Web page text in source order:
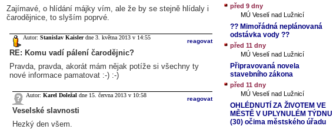
Zajímavé, o hlídání májky vím, ale že by se stejně hlídaly i
čarodějnice, to slyším poprvé.
Autor: Stanislav Kaislerdne 3. května 2013 v 14:55
reagovat
RE: Komu vadí pálení čarodějnic?
Pravda, pravda, akorát mám nějak potíže si všechny ty
nové informace pamatovat :-) :-)
Autor: Karel Doležal dne 15. června 2013 v 10:58
reagovat
Veselské slavnosti
Hezký den všem.
před 9 dny
MÚ Veselí nad Lužnicí
?? Mimořádná neplánovaná
odstávka vody ??
před 11 dny
MÚ Veselí nad Lužnicí
Připravovaná novela
stavebního zákona
před 11 dny
MÚ Veselí nad Lužnicí
OHLÉDNUTÍ ZA ŽIVOTEM VE
MĚSTĚ V UPLYNULÉM TÝDNU
(30) očima městského úřadu